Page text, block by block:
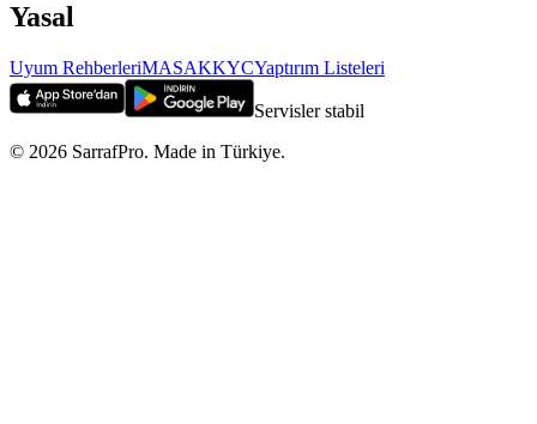
Yasal
Uyum RehberleriMASAKKYCYaptırım Listeleri
Servisler stabil
© 2026 SarrafPro. Made in Türkiye.